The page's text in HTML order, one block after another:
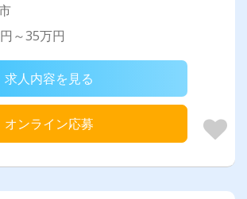
～35万円
求人内容を見る
オンライン応募